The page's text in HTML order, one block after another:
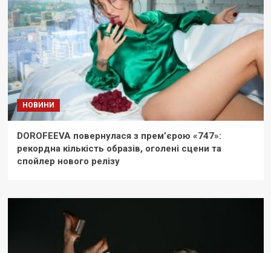
НОВИНИ
DOROFEEVA повернулася з прем’єрою «747»:
рекордна кількість образів, оголені сцени та
спойлер нового релізу